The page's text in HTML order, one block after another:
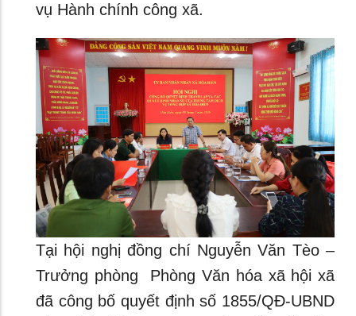
vụ Hành chính công xã.
Tại hội nghị đồng chí Nguyễn Văn Tèo –
Trưởng phòng Phòng Văn hóa xã hội xã
đã công bố quyết định số 1855/QĐ-UBND